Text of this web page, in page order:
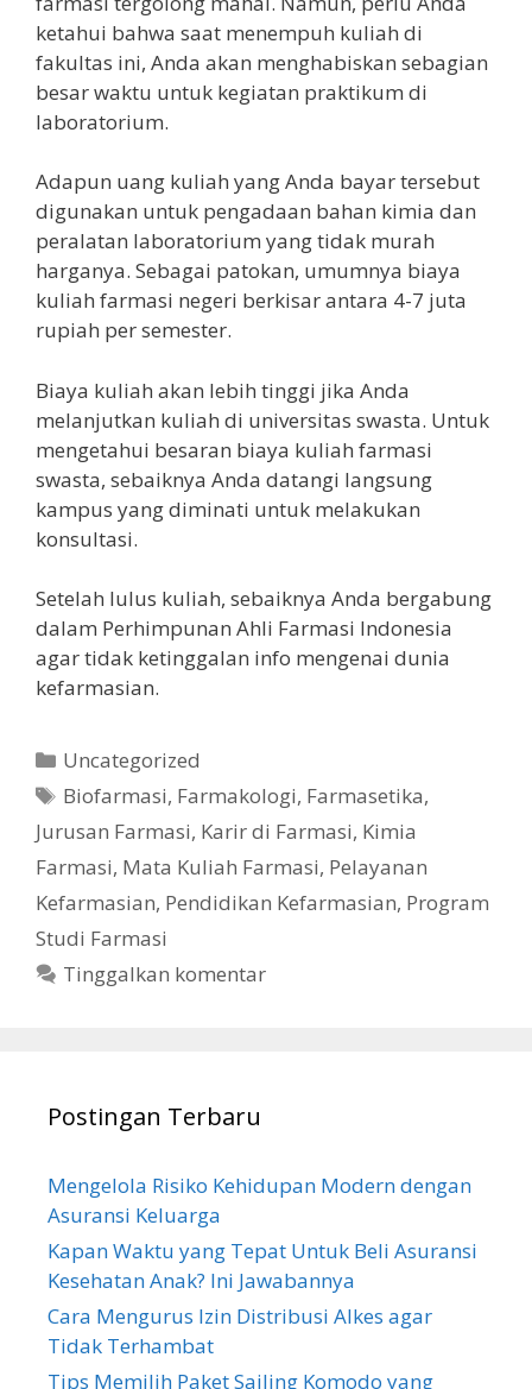
ketahui bahwa saat menempuh kuliah di
fakultas ini, Anda akan menghabiskan sebagian
besar waktu untuk kegiatan praktikum di
laboratorium.
Adapun uang kuliah yang Anda bayar tersebut
digunakan untuk pengadaan bahan kimia dan
peralatan laboratorium yang tidak murah
harganya. Sebagai patokan, umumnya biaya
kuliah farmasi negeri berkisar antara 4-7 juta
rupiah per semester.
Biaya kuliah akan lebih tinggi jika Anda
melanjutkan kuliah di universitas swasta. Untuk
mengetahui besaran biaya kuliah farmasi
swasta, sebaiknya Anda datangi langsung
kampus yang diminati untuk melakukan
konsultasi.
Setelah lulus kuliah, sebaiknya Anda bergabung
dalam Perhimpunan Ahli Farmasi Indonesia
agar tidak ketinggalan info mengenai dunia
kefarmasian.
Kategori
Uncategorized
Tag
Biofarmasi, Farmakologi, Farmasetika,
Jurusan Farmasi, Karir di Farmasi, Kimia
Farmasi, Mata Kuliah Farmasi, Pelayanan
Kefarmasian, Pendidikan Kefarmasian, Program
Studi Farmasi
Tinggalkan komentar
Postingan Terbaru
Mengelola Risiko Kehidupan Modern dengan
Asuransi Keluarga
Kapan Waktu yang Tepat Untuk Beli Asuransi
Kesehatan Anak? Ini Jawabannya
Cara Mengurus Izin Distribusi Alkes agar
Tidak Terhambat
Tips Memilih Paket Sailing Komodo yang